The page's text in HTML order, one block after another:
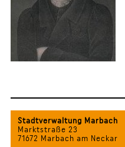
Stadtverwaltung Marbach
Marktstraße 23
71672 Marbach am Neckar